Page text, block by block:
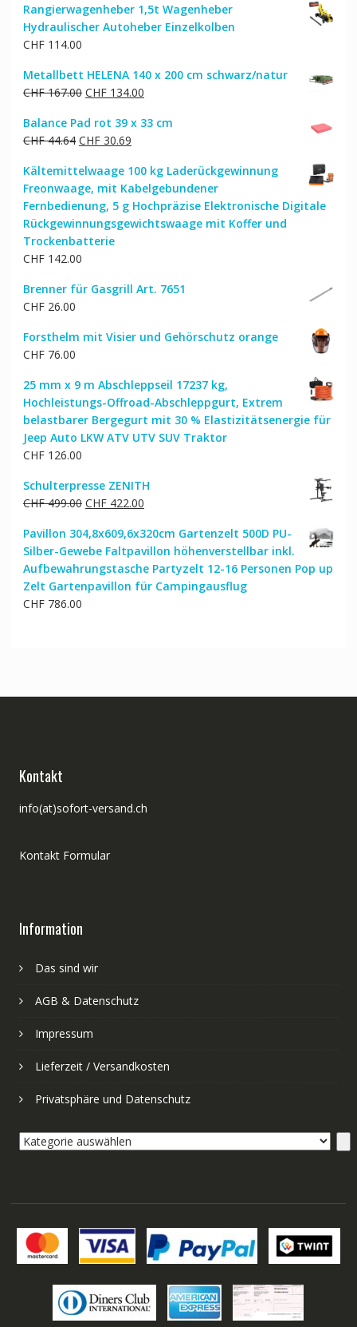
war:
CHF 73.00
ist:
CHF 63.00.
Rangierwagenheber 1,5t Wagenheber
Hydraulischer Autoheber Einzelkolben
CHF114.00
Metallbett HELENA 140 x 200 cm schwarz/natur
CHF167.00 Ursprünglicher
war:
CHF 167.00
CHF134.00Aktueller
ist:
Balance Pad rot 39 x 33 cm
CHF44.64 Ursprünglicher
war:
CHF 44.64
CHF30.69Aktueller
ist:
CHF 30.69.
Kältemittelwaage 100 kg Laderückgewinnung
Freonwaage, mit Kabelgebundener
Fernbedienung, 5 g Hochpräzise Elektronische Digitale
Rückgewinnungsgewichtswaage mit Koffer und
Trockenbatterie
CHF142.00
Brenner für Gasgrill Art. 7651
CHF26.00
Forsthelm mit Visier und Gehörschutz orange
CHF76.00
25 mm x 9 m Abschleppseil 17237 kg,
Hochleistungs-Offroad-Abschleppgurt, Extrem
belastbarer Bergegurt mit 30 % Elastizitätsenergie für
Jeep Auto LKW ATV UTV SUV Traktor
CHF126.00
Schulterpresse ZENITH
CHF499.00 Ursprünglicher
war:
CHF 499.00
CHF422.00Aktueller
ist:
CHF 422.00.
Pavillon 304,8x609,6x320cm Gartenzelt 500D PU-
Silber-Gewebe Faltpavillon höhenverstellbar inkl.
Aufbewahrungstasche Partyzelt 12-16 Personen Pop up
Zelt Gartenpavillon für Campingausflug
CHF786.00
Kontakt
info(at)sofort-versand.ch
Kontakt Formular
Information
Das sind wir
AGB & Datenschutz
Impressum
Lieferzeit / Versandkosten
Privatsphäre und Datenschutz
Kategorie